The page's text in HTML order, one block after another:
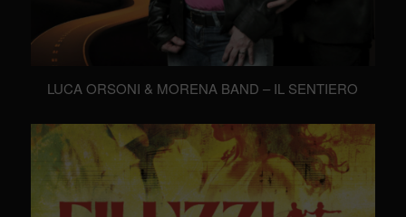
LUCA ORSONI & MORENA BAND – IL SENTIERO